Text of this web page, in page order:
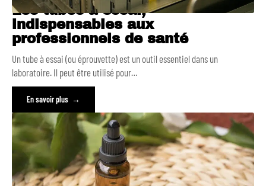
Les tubes à essai,
indispensables aux
professionnels de santé
Un tube à essai (ou éprouvette) est un outil essentiel dans un
laboratoire. Il peut être utilisé pour…
En savoir plus